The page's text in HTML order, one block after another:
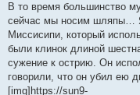
В то время большинство
сейчас мы носим шляпы…
Миссисипи, который
были клинок длиной
сужение к острию. Он
говорили, что он убил ею
[img]https://sun9-